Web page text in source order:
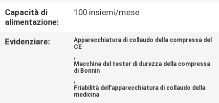
DEL
Capacità di
alimentazione:
100 insiemi/mese
Evidenziare:
Apparecchiatura di collaudo della compressa del
CE
,
Macchina del tester di durezza della compressa
di Bonnin
,
Friabilità dell'apparecchiatura di collaudo della
medicina